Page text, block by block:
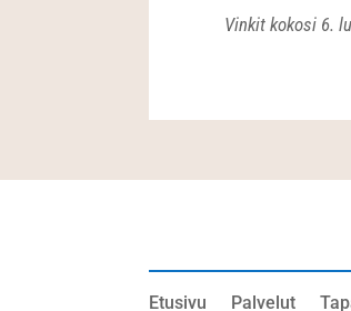
Vinkit kokosi 6.
Etusivu Palvelut